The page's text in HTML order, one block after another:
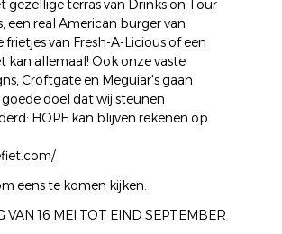
gezellige terras van Drinks on Tour
een real American burger van
frietjes van Fresh-A-Licious of een
kan allemaal! Ook onze vaste
Croftgate en Meguiar's gaan
doel dat wij steunen
HOPE kan blijven rekenen op
eens te komen kijken.
VAN 16 MEI TOT EIND SEPTEMBER